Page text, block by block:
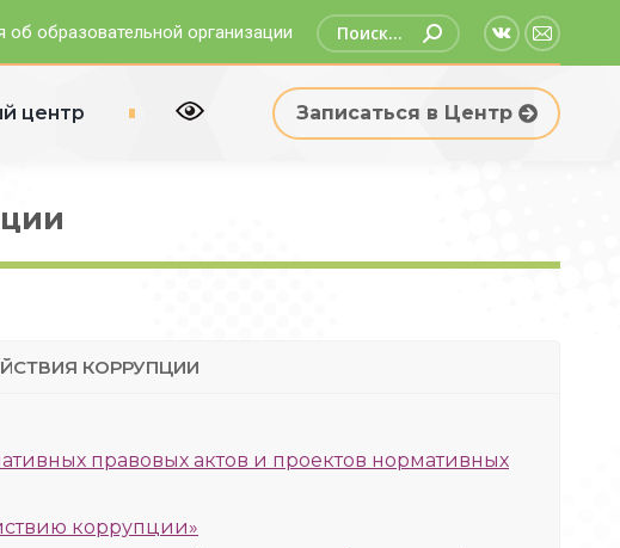
об образовательной организации Поиск:
Страница
Вконтакте
Email
центр Записаться в Центр
КОРРУПЦИИ
правовых актов и проектов нормативных
коррупции»